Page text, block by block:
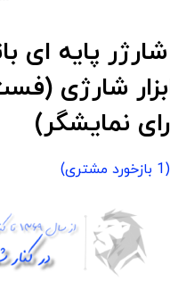
پایه ای
شارژی
نمایشگر)
(
1 بازخورد مشتری)